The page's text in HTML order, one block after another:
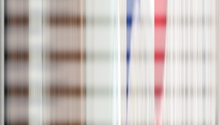
the cardboard box
être traqué
to be hunted
rapport suspect
suspicious report
perquisitionner
to search